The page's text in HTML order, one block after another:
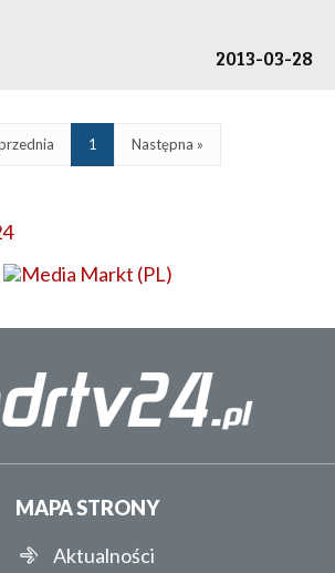
2013-03-28
1 Następna »
MAPA STRONY
Aktualności